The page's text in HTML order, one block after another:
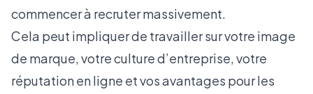
commencer à recruter massivement.
Cela peut impliquer de travailler sur votre image
de marque, votre culture d’entreprise, votre
réputation en ligne et vos avantages pour les